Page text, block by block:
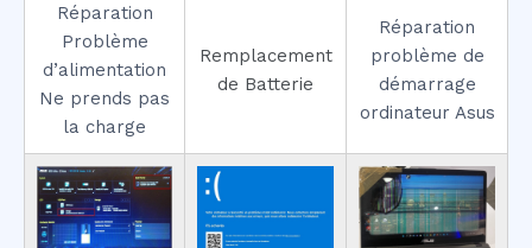
Réparation
Problème
d’alimentation
Ne prends pas
la charge
Remplacement
de Batterie
Réparation
problème de
démarrage
ordinateur Asus